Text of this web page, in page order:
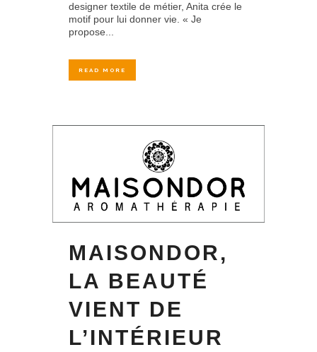
designer textile de métier, Anita crée le
motif pour lui donner vie. « Je
propose...
READ MORE
MAISONDOR,
LA BEAUTÉ
VIENT DE
L’INTÉRIEUR